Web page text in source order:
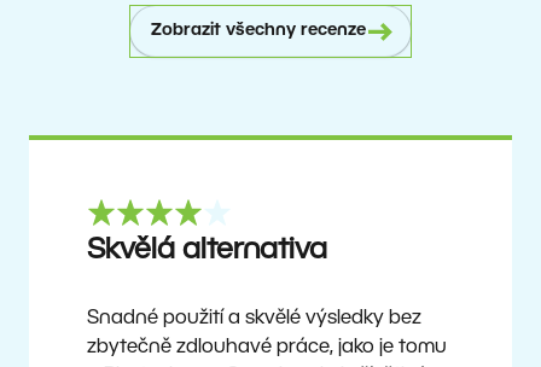
Zobrazit všechny recenze
Skvělá alternativa
Snadné použití a skvělé výsledky bez
zbytečně zdlouhavé práce, jako je tomu